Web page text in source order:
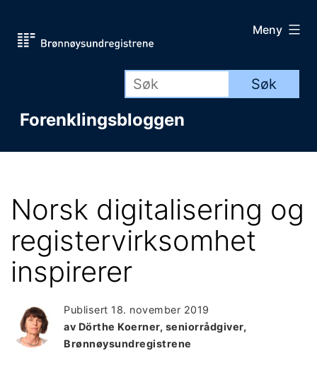
Forenklingsbloggen
Meny
Norsk digitalisering og
registervirksomhet
inspirerer
Publisert 18. november 2019
av Dörthe Koerner, seniorrådgiver,
Brønnøysundregistrene